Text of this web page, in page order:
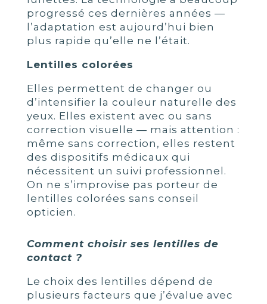
progressé ces dernières années —
l’adaptation est aujourd’hui bien
plus rapide qu’elle ne l’était.
Lentilles colorées
Elles permettent de changer ou
d’intensifier la couleur naturelle des
yeux. Elles existent avec ou sans
correction visuelle — mais attention :
même sans correction, elles restent
des dispositifs médicaux qui
nécessitent un suivi professionnel.
On ne s’improvise pas porteur de
lentilles colorées sans conseil
opticien.
Comment choisir ses lentilles de
contact ?
Le choix des lentilles dépend de
plusieurs facteurs que j’évalue avec